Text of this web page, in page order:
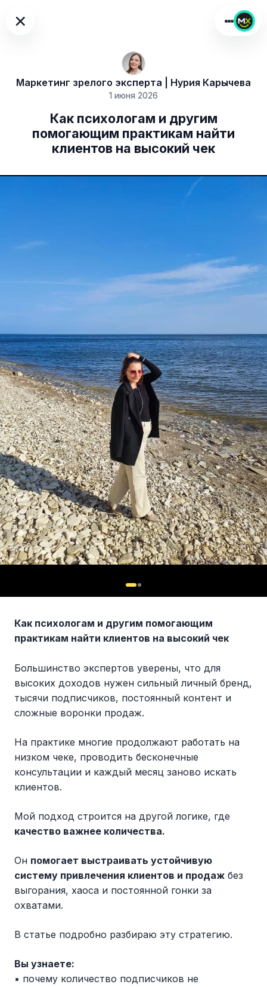
×
Маркетинг зрелого эксперта | Нурия Карычева
1 июня 2026
Как психологам и другим
помогающим практикам найти
клиентов на высокий чек
Как психологам и другим помогающим
практикам найти клиентов на высокий чек
Большинство экспертов уверены, что для
высоких доходов нужен сильный личный бренд,
тысячи подписчиков, постоянный контент и
сложные воронки продаж.
На практике многие продолжают работать на
низком чеке, проводить бесконечные
консультации и каждый месяц заново искать
клиентов.
Мой подход строится на другой логике, где
качество важнее количества.
Он помогает выстраивать устойчивую
систему привлечения клиентов и продаж без
выгорания, хаоса и постоянной гонки за
охватами.
В статье подробно разбираю эту стратегию.
Вы узнаете:
▪️ почему количество подписчиков не